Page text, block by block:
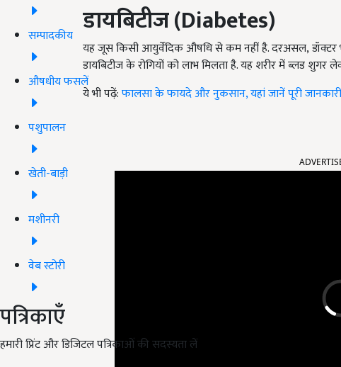
सम्पादकीय
औषधीय फसलें
पशुपालन
खेती-बाड़ी
मशीनरी
वेब स्टोरी
पत्रिकाएँ
हमारी प्रिंट और डिजिटल पत्रिकाओं की सदस्यता लें
डायबिटीज(Diabetes)
यह जूस किसी आयुर्वेदिक औषधि से कम नहीं है. दरअसल,
डायबिटीज के रोगियों को लाभ मिलता है. यह शरीर में ब्लड शुगर
ये भी पढ़ें:फालसा के फायदे और नुकसान, यहां जानें पूरी जानकारी